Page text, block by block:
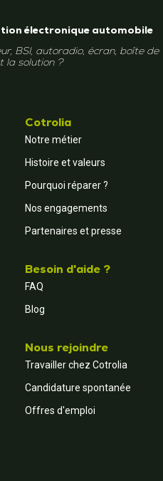
électronique automobile
BSI, autoradio, écran, boîte de
la solution ?
Cotrolia
Notre métier
Histoire et valeurs
Pourquoi réparer ?
Nos engagements
Partenaires et presse
Besoin d'aide ?
FAQ
Blog
Nous rejoindre
Travailler chez Cotrolia
Candidature spontanée
Offres d'emploi